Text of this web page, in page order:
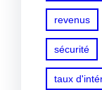
revenus
sécurité
taux